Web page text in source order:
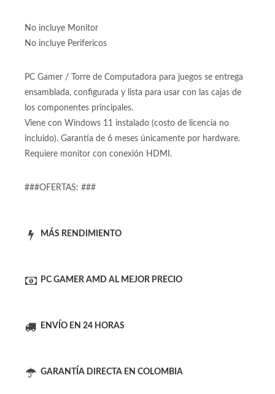
No incluye Monitor
No incluye Perifericos
PC Gamer / Torre de Computadora para juegos se entrega
ensamblada, configurada y lista para usar con las cajas de
los componentes principales.
Viene con Windows 11 instalado (costo de licencia no
incluido). Garantía de 6 meses únicamente por hardware.
Requiere monitor con conexión HDMI.
###OFERTAS: ###
MÁS RENDIMIENTO
PC GAMER AMD AL MEJOR PRECIO
ENVÍO EN 24 HORAS
GARANTÍA DIRECTA EN COLOMBIA